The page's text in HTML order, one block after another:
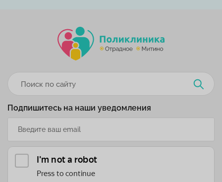
Подпишитесь на наши уведомления